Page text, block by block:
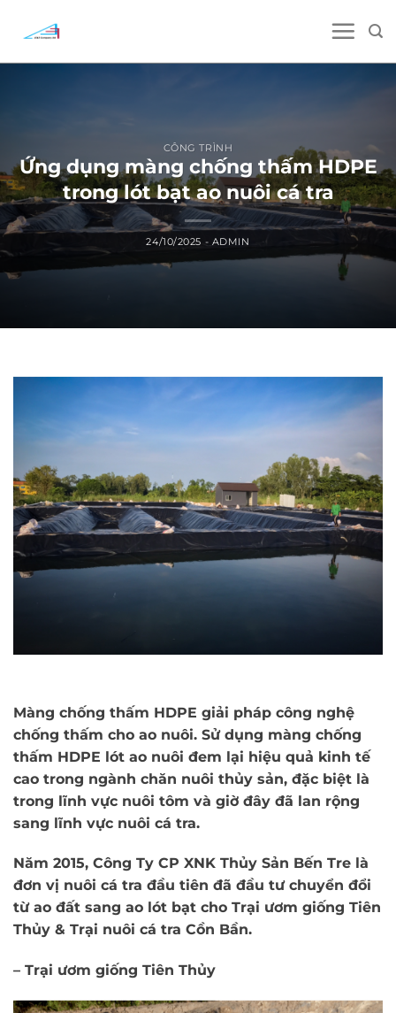
CÔNG TRÌNH
Ứng dụng màng chống thấm HDPE
trong lót bạt ao nuôi cá tra
24/10/2025 - ADMIN
Màng chống thấm HDPE giải pháp công nghệ
chống thấm cho ao nuôi. Sử dụng màng chống
thấm HDPE lót ao nuôi đem lại hiệu quả kinh tế
cao trong ngành chăn nuôi thủy sản, đặc biệt là
trong lĩnh vực nuôi tôm và giờ đây đã lan rộng
sang lĩnh vực nuôi cá tra.
Năm 2015, Công Ty CP XNK Thủy Sản Bến Tre là
đơn vị nuôi cá tra đầu tiên đã đầu tư chuyển đổi
từ ao đất sang ao lót bạt cho Trại ươm giống Tiên
Thủy & Trại nuôi cá tra Cồn Bần.
– Trại ươm giống Tiên Thủy